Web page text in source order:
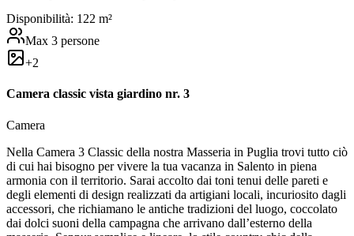
Disponibilità: 1 22 m²
Max 3 persone
+2
Camera classic vista giardino nr. 3
Camera
Nella Camera 3 Classic della nostra Masseria in Puglia trovi tutto ciò
di cui hai bisogno per vivere la tua vacanza in Salento in piena
armonia con il territorio. Sarai accolto dai toni tenui delle pareti e
degli elementi di design realizzati da artigiani locali, incuriosito dagli
accessori, che richiamano le antiche tradizioni del luogo, coccolato
dai dolci suoni della campagna che arrivano dall’esterno della